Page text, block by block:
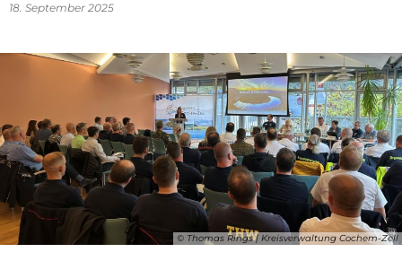
18. September 2025
© Thomas Rings | Kreisverwaltung Cochem-Zell